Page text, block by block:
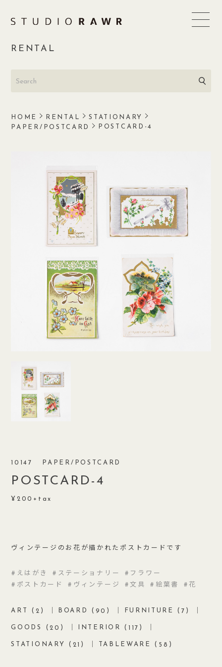
RENTAL
HOME RENTAL
STATIONARY
PAPER/POSTCARD
POSTCARD-4
10147 PAPER/POSTCARD
POSTCARD-4
200
ヴィンテージのお花が描かれたポストカードです
えはがき ステーショナリー
フラワー
ポストカード
ヴィンテージ 文具 絵葉書 花
ART ( 2 ) BOARD ( 90 ) FURNITURE (7 )
GOODS (20 ) INTERIOR ( 117 )
STATIONARY ( 21 ) TABLEWARE ( 58 )